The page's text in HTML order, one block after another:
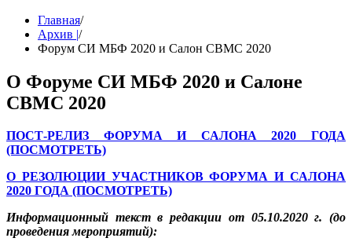
Главная/
Архив |/
Форум СИ МБФ 2020 и Салон СВМС 2020
О Форуме СИ МБФ 2020 и Салоне
СВМС 2020
ПОСТ-РЕЛИЗ ФОРУМА И САЛОНА 2020 ГОДА
(ПОСМОТРЕТЬ)
О РЕЗОЛЮЦИИ УЧАСТНИКОВ ФОРУМА И САЛОНА
2020 ГОДА (ПОСМОТРЕТЬ)
Информационный текст в редакции от 05.10.2020 г. (до
проведения мероприятий):